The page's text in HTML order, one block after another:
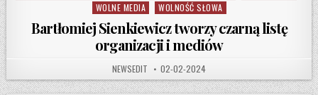
WOLNE MEDIA
WOLNOŚĆ SŁOWA
Bartłomiej Sienkiewicz tworzy czarną listę
organizacji i mediów
AUTHOR:
NEWSEDIT PUBLISHED DATE:
02-02-2024